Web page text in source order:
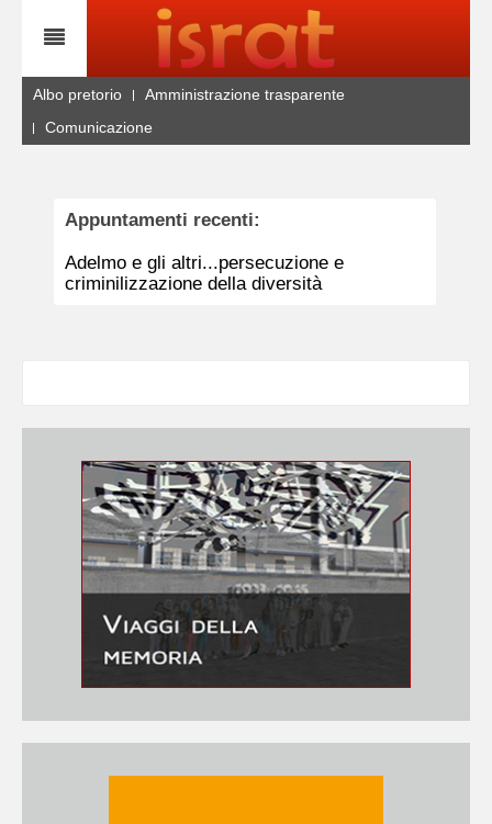
Albo pretorio
Amministrazione trasparente
Comunicazione
Appuntamenti recenti:
Adelmo e gli altri...persecuzione e
criminilizzazione della diversità